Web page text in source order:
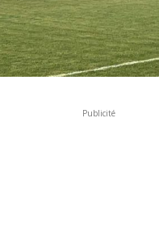
Publicité